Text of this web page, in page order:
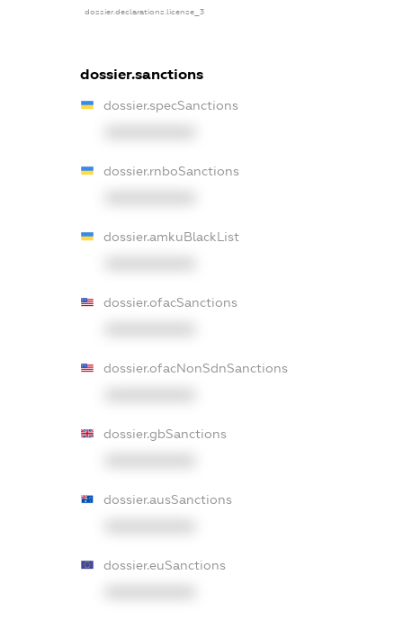
dossier.declarations.license_3
dossier.sanctions
dossier.specSanctions
dossier.rnboSanctions
dossier.amkuBlackList
dossier.ofacSanctions
dossier.ofacNonSdnSanctions
dossier.gbSanctions
dossier.ausSanctions
dossier.euSanctions